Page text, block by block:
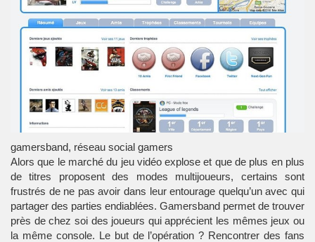
gamersband, réseau social gamers
Alors que le marché du jeu vidéoexplose et que de plus en plus
de titres proposent des modes multijoueurs, certains sont
frustrés de ne pas avoir dans leur entourage quelqu’un avec qui
partager des parties endiablées. Gamersband permet de trouver
près de chez soi des joueurs qui apprécient les mêmes jeux ou
la même console. Le but de l’opération ? Rencontrer des fans